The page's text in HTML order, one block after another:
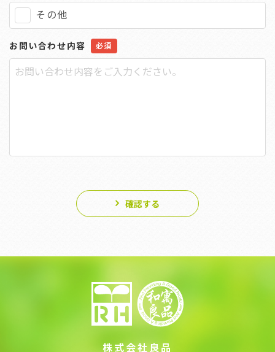
その他
お問い合わせ内容
確認する
株式会社良品